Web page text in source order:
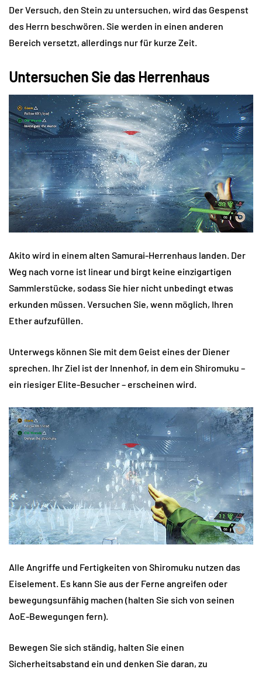
Der Versuch, den Stein zu untersuchen, wird das Gespenst
des Herrn beschwören. Sie werden in einen anderen
Bereich versetzt, allerdings nur für kurze Zeit.
Untersuchen Sie das Herrenhaus
Akito wird in einem alten Samurai-Herrenhaus landen. Der
Weg nach vorne ist linear und birgt keine einzigartigen
Sammlerstücke, sodass Sie hier nicht unbedingt etwas
erkunden müssen. Versuchen Sie, wenn möglich, Ihren
Ether aufzufüllen.
Unterwegs können Sie mit dem Geist eines der Diener
sprechen. Ihr Ziel ist der Innenhof, in dem ein Shiromuku –
ein riesiger Elite-Besucher – erscheinen wird.
Alle Angriffe und Fertigkeiten von Shiromuku nutzen das
Eiselement. Es kann Sie aus der Ferne angreifen oder
bewegungsunfähig machen (halten Sie sich von seinen
AoE-Bewegungen fern).
Bewegen Sie sich ständig, halten Sie einen
Sicherheitsabstand ein und denken Sie daran, zu